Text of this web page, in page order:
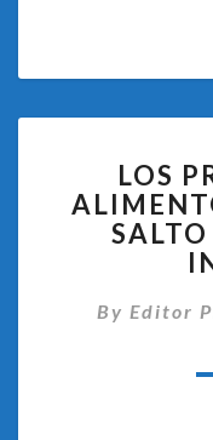
LOS
By Editor